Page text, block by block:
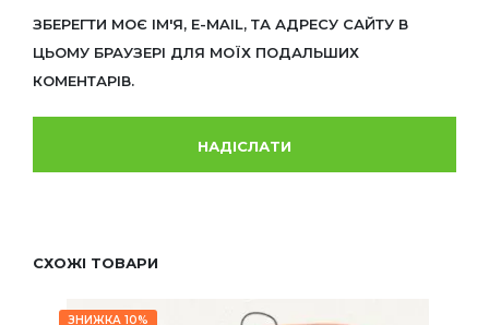
ЗБЕРЕГТИ МОЄ ІМ'Я, E-MAIL, ТА АДРЕСУ САЙТУ В
ЦЬОМУ БРАУЗЕРІ ДЛЯ МОЇХ ПОДАЛЬШИХ
КОМЕНТАРІВ.
СХОЖІ ТОВАРИ
ЗНИЖКА 10%